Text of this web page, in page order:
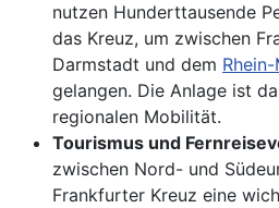
nutzen Hunderttausende
das Kreuz, um zwischen
Darmstadt und dem
gelangen. Die Anlage ist
regionalen Mobilität.
Tourismus und
zwischen Nord- und
Frankfurter Kreuz eine